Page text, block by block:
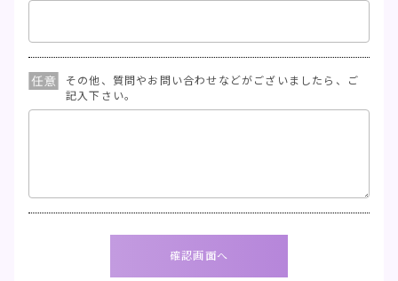
その他、質問やお問い合わせなどがございましたら、ご
記入下さい。